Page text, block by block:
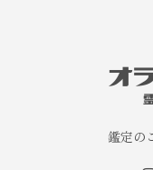
鑑定の